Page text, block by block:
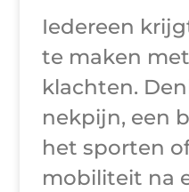
Iedereen
te maken
klachten.
nekpijn, een
het sporten
mobiliteit na